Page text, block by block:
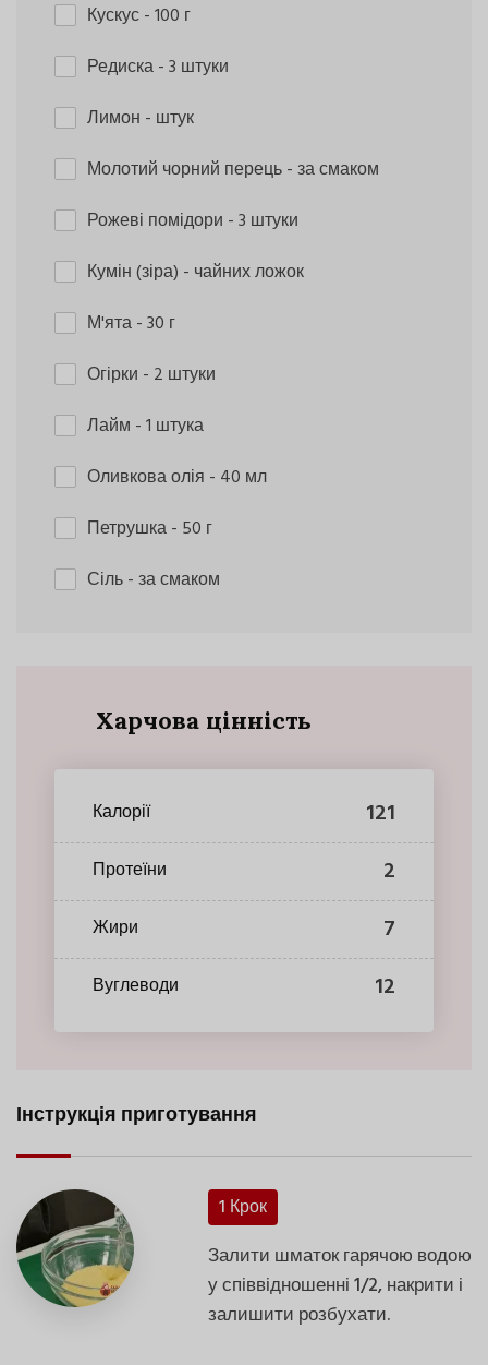
Кускус- 100 г
Редиска- 3 штуки
Лимон - штук
Молотий чорний перець- за смаком
Рожеві помідори - 3 штуки
Кумін (зіра) - чайних ложок
М'ята- 30 г
Огірки - 2 штуки
Лайм - 1 штука
Оливкова олія - 40 мл
Петрушка- 50 г
Сіль- за смаком
Харчова цінність
Калорії 121
Протеїни 2
Жири 7
Вуглеводи 12
Інструкція приготування
1 Крок
Залити шматок гарячою водою
у співвідношенні 1/2, накрити і
залишити розбухати.